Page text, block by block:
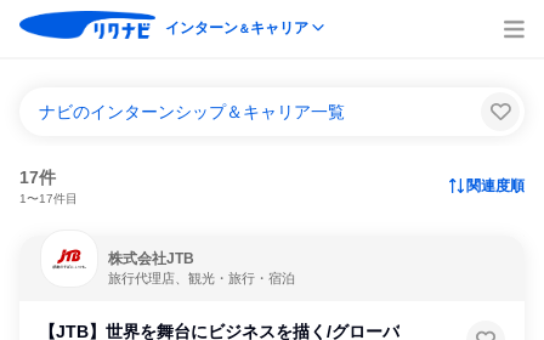
インターン＆キャリア
ナビのインターンシップ＆キャリア一覧
17件
1〜17件目
関連度順
株式会社JTB
旅行代理店、観光・旅行・宿泊
【JTB】世界を舞台にビジネスを描く/グローバ